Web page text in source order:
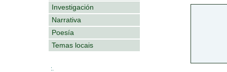
Investigación
Narrativa
Poesía
Temas locais
:.